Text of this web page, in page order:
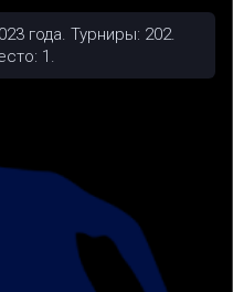
года. Турниры: 202.
1.